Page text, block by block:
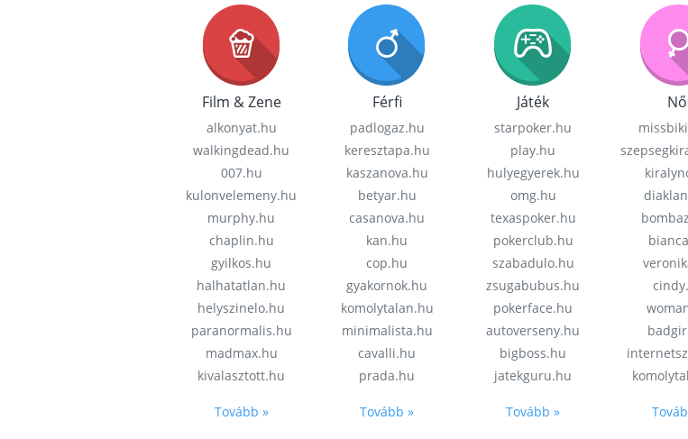
Film & Zene
alkonyat.hu
walkingdead.hu
007.hu
kulonvelemeny.hu
murphy.hu
chaplin.hu
gyilkos.hu
halhatatlan.hu
helyszinelo.hu
paranormalis.hu
madmax.hu
kivalasztott.hu
Tovább »
Férfi
padlogaz.hu
keresztapa.hu
kaszanova.hu
betyar.hu
casanova.hu
kan.hu
cop.hu
gyakornok.hu
komolytalan.hu
minimalista.hu
cavalli.hu
prada.hu
Tovább »
Játék
starpoker.hu
play.hu
hulyegyerek.hu
omg.hu
texaspoker.hu
pokerclub.hu
szabadulo.hu
zsugabubus.hu
pokerface.hu
autoverseny.hu
bigboss.hu
jatekguru.hu
Tovább »